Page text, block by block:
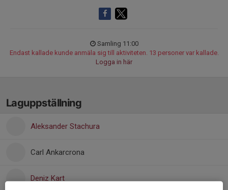
Samling 11:00
Endast kallade kunde anmäla sig till aktiviteten. 13 personer var kallade.
Logga in här
Laguppställning
Aleksander Stachura
Carl Ankarcrona
Deniz Kart